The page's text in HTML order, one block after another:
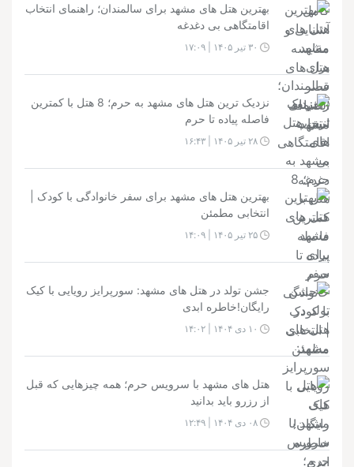
بهترین هتل های مشهد برای سالمندان؛ راهنمای انتخاب
اقامتگاهی بی دغدغه
نزدیک ترین هتل های مشهد به حرم؛ 8 هتل با کمترین
فاصله پیاده تا حرم
بهترین هتل های مشهد برای سفر خانوادگی با کودک |
انتخابی مطمئن
جشن تولد در هتل های مشهد: سورپرایز رویایی با کیک
رایگان!خاطره ابدی
هتل های مشهد با سرویس حرم؛ همه چیزهایی که قبل
از رزرو باید بدانید